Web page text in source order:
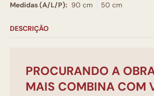
Medidas (A/L/P): 90 cm 50 cm
DESCRIÇÃO
PROCURANDO A
MAIS COMBINA COM